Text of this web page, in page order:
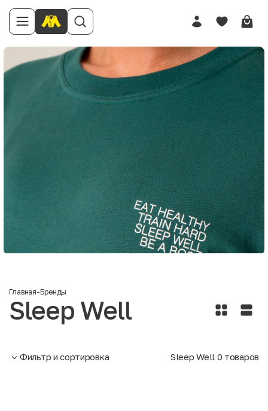
Главная-Бренды
Sleep Well
Фильтр и сортировка Sleep Well 0 товаров